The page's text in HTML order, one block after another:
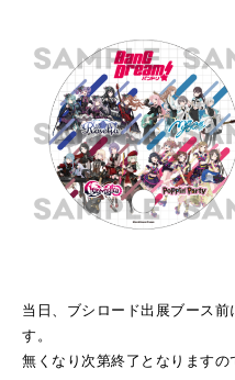
当日、ブシロード出展ブース前
す。
無くなり次第終了となりますの